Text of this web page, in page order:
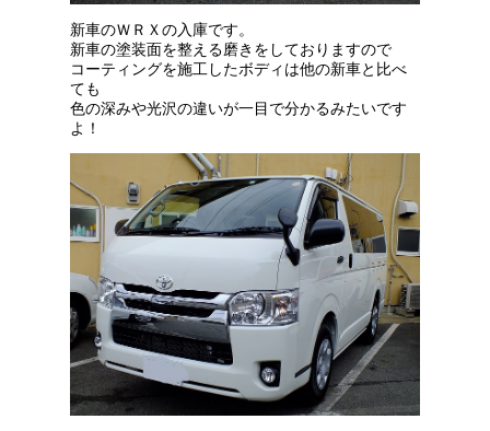
新車のＷＲＸの入庫です。
新車の塗装面を整える磨きをしておりますので
コーティングを施工したボディは他の新車と比べ
ても
色の深みや光沢の違いが一目で分かるみたいです
よ！